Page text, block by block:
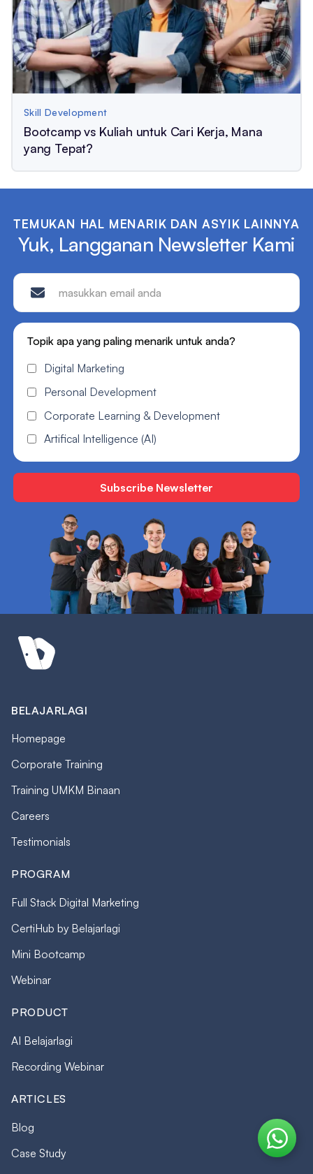
Skill Development
Bootcamp vs Kuliah untuk Cari Kerja, Mana
yang Tepat?
TEMUKAN HAL MENARIK DAN ASYIK LAINNYA
Yuk, Langganan Newsletter Kami
Topik apa yang paling menarik untuk anda?
Digital Marketing
Personal Development
Corporate Learning & Development
Artifical Intelligence (AI)
BELAJARLAGI
Homepage
Corporate Training
Training UMKM Binaan
Careers
Testimonials
PROGRAM
Full Stack Digital Marketing
CertiHub by Belajarlagi
Mini Bootcamp
Webinar
PRODUCT
AI Belajarlagi
Recording Webinar
ARTICLES
Blog
Case Study